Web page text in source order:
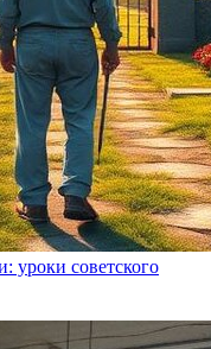
уроки советского